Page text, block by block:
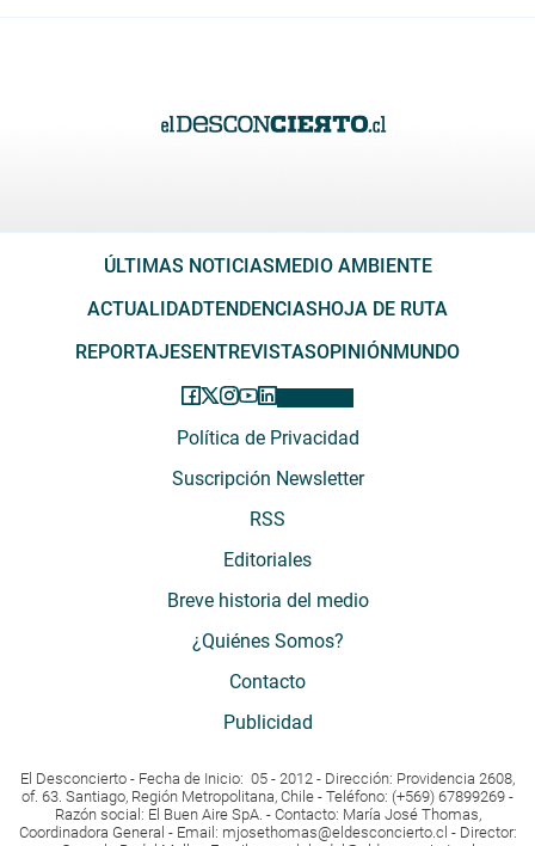
ÚLTIMAS NOTICIASMEDIO AMBIENTE
ACTUALIDADTENDENCIASHOJA DE RUTA
REPORTAJESENTREVISTASOPINIÓNMUNDO
Política de Privacidad
Suscripción Newsletter
RSS
Editoriales
Breve historia del medio
¿Quiénes Somos?
Contacto
Publicidad
El Desconcierto - Fecha de Inicio: 05 - 2012 - Dirección: Providencia 2608,
of. 63. Santiago, Región Metropolitana, Chile - Teléfono: (+569) 67899269 -
Razón social: El Buen Aire SpA. - Contacto: María José Thomas,
Coordinadora General - Email: mjosethomas@eldesconcierto.cl - Director: